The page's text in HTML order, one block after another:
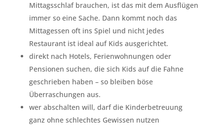
Mittagsschlaf brauchen, ist das mit dem Ausflügen
immer so eine Sache. Dann kommt noch das
Mittagessen oft ins Spiel und nicht jedes
Restaurant ist ideal auf Kids ausgerichtet.
direkt nach Hotels, Ferienwohnungen oder
Pensionen suchen, die sich Kids auf die Fahne
geschrieben haben – so bleiben böse
Überraschungen aus.
wer abschalten will, darf die Kinderbetreuung
ganz ohne schlechtes Gewissen nutzen